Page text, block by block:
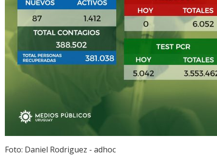
Foto: Daniel Rodriguez - adhoc